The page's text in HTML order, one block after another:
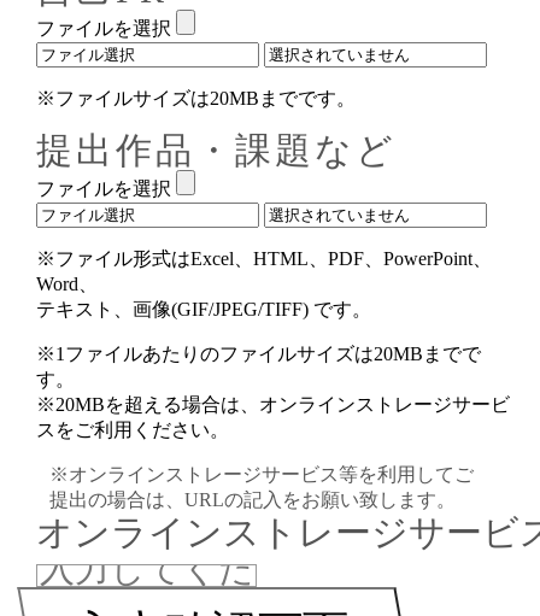
ファイルを選択
※ファイルサイズは20MBまでです。
提出作品・課題など
ファイルを選択
※ファイル形式はExcel、HTML、PDF、PowerPoint、
Word、
テキスト、画像(GIF/JPEG/TIFF) です。
※1ファイルあたりのファイルサイズは20MBまでで
す。
※20MBを超える場合は、オンラインストレージサービ
スをご利用ください。
※オンラインストレージサービス等を利用してご
提出の場合は、URLの記入をお願い致します。
オンラインストレージサービ